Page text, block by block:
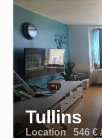
Tullins
Location 546 €